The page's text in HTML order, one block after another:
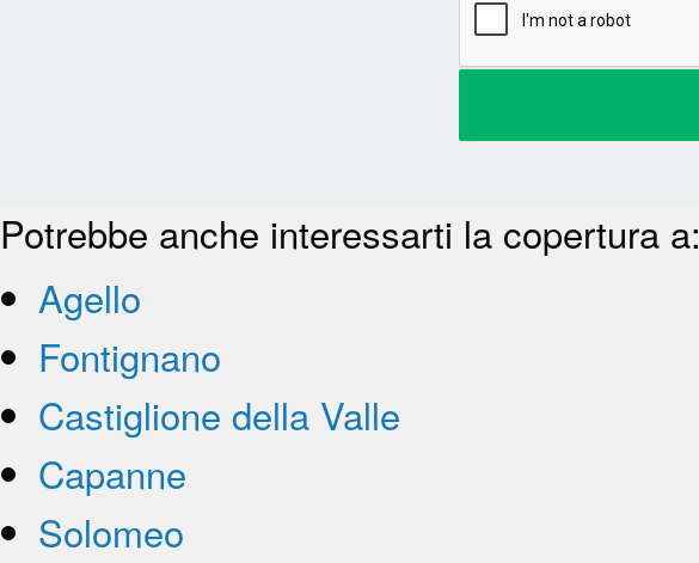
Potrebbe anche interessarti la copertura a:
Agello
Fontignano
Castiglione della Valle
Capanne
Solomeo